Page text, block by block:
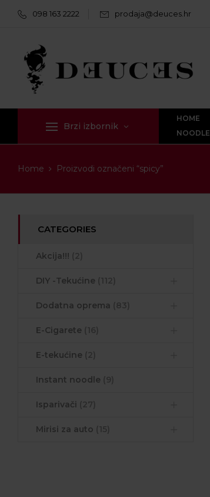
098 163 2222 prodaja@deuces.hr
Brzi izbornik
HOME
NOODLE
Home Proizvodi označeni “spicy”
CATEGORIES
Akcija!!!
DIY -Tekućine
Dodatna oprema
E-Cigarete
E-tekućine
Instant noodle
Isparivači
Mirisi za auto